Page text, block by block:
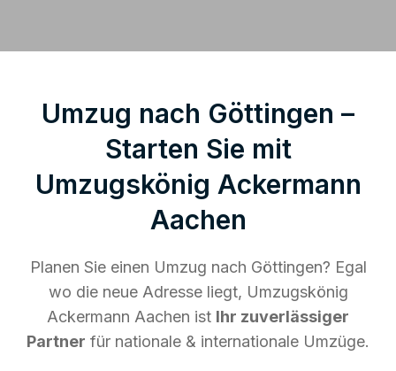
Umzug nach Göttingen –
Starten Sie mit
Umzugskönig Ackermann
Aachen
Planen Sie einen Umzug nach Göttingen? Egal
wo die neue Adresse liegt, Umzugskönig
Ackermann Aachen ist Ihr zuverlässiger
Partner für nationale & internationale Umzüge.